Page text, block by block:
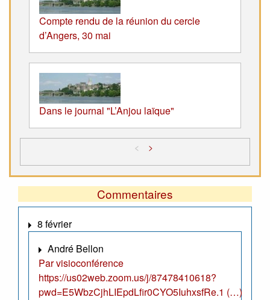
Compte rendu de la réunion du cercle
d’Angers, 30 mai
Dans le journal "L’Anjou laïque"
< >
Commentaires
8 février
André Bellon
Par visioconférence
https://us02web.zoom.us/j/87478410618?
pwd=E5WbzCjhLIEpdLfir0CYO5IuhxsfRe.1 (…)